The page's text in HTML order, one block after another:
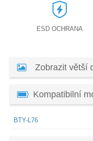
ESD OCHRANA
Zobrazit větší
Kompatibilní
BTY-L76